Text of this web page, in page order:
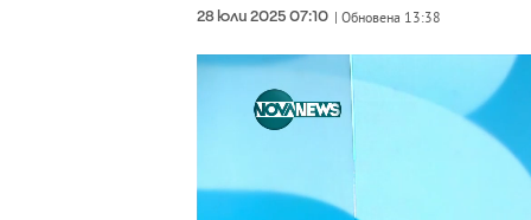
28 юли 2025 07:10 | Обновена 13:38